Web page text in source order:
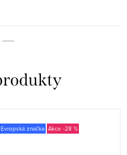
Evropská značka -28 %